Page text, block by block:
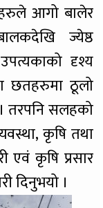
आगो बालेर
ज्येष्ठ
दृश्य
छतहरुमा ठूलो
तरपनि सलहको
कृषि तथा
एवं कृषि प्रसार
दिनुभयो ।